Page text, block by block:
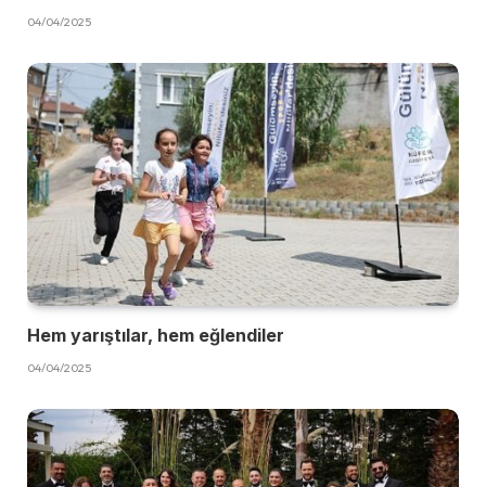
04/04/2025
Hem yarıştılar, hem eğlendiler
04/04/2025